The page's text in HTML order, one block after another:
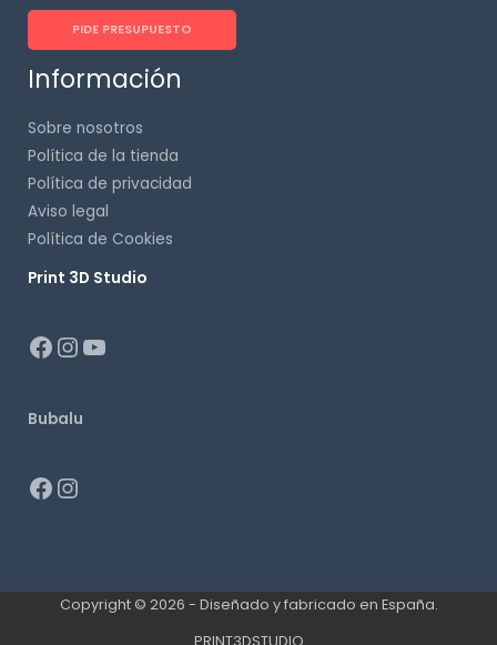
PIDE PRESUPUESTO
Información
Sobre nosotros
Política de la tienda
Política de privacidad
Aviso legal
Política de Cookies
Print 3D Studio
Bubalu
Copyright © 2026 - Diseñado y fabricado en España.
PRINT3DSTUDIO